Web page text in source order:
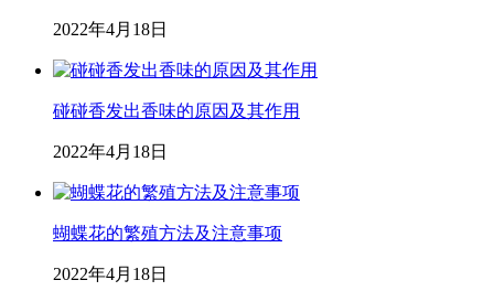
2022年4月18日
碰碰香发出香味的原因及其作用
2022年4月18日
蝴蝶花的繁殖方法及注意事项
2022年4月18日